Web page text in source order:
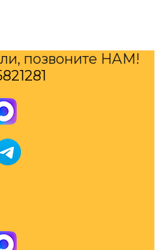
позвоните НАМ!